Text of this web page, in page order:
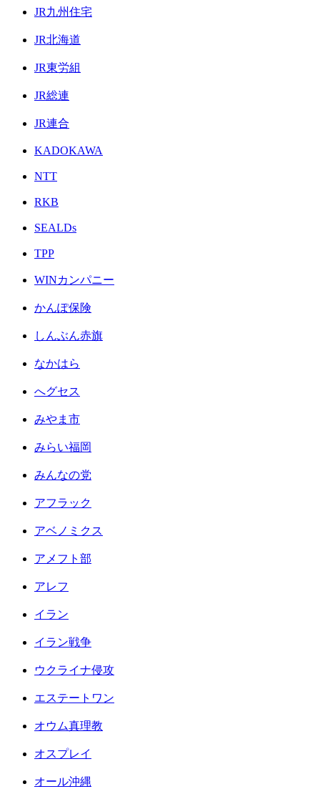
JR九州住宅
JR北海道
JR東労組
JR総連
JR連合
KADOKAWA
NTT
RKB
SEALDs
TPP
WINカンパニー
かんぽ保険
しんぶん赤旗
なかはら
へグセス
みやま市
みらい福岡
みんなの党
アフラック
アベノミクス
アメフト部
アレフ
イラン
イラン戦争
ウクライナ侵攻
エステートワン
オウム真理教
オスプレイ
オール沖縄